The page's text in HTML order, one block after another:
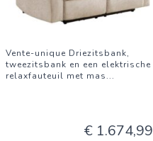
Vente-unique Driezitsbank,
tweezitsbank en een elektrische
relaxfauteuil met mas...
€ 1.674,99